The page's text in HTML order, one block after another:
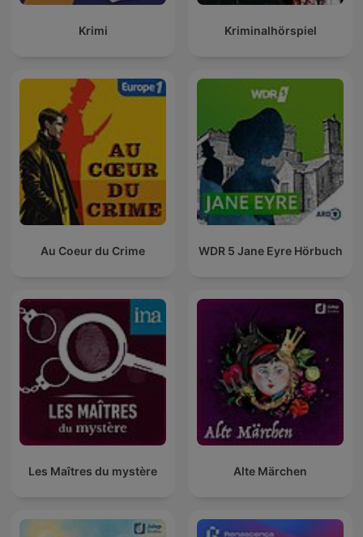
Krimi Kriminalhörspiel
Au Coeur du Crime WDR 5 Jane Eyre Hörbuch
Les Maîtres du mystère Alte Märchen